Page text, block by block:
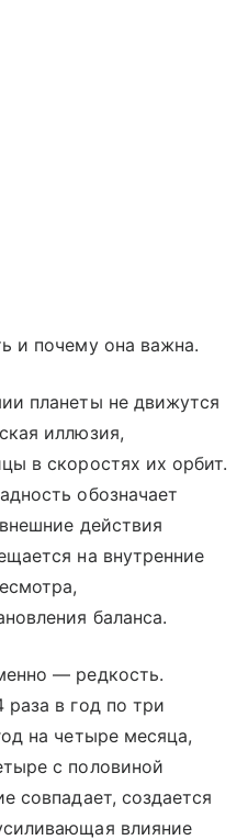
и почему она важна.
планеты не движутся
иллюзия,
в скоростях их орбит.
обозначает
действия
на внутренние
баланса.
— редкость.
в год по три
на четыре месяца,
с половиной
совпадает, создается
влияние